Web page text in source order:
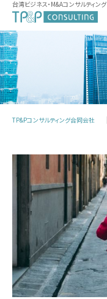
台湾ビジネス・M&Aコンサルティング
TP&Pコンサルティング合同会社